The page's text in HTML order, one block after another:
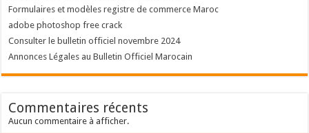
Formulaires et modèles registre de commerce Maroc
adobe photoshop free crack
Consulter le bulletin officiel novembre 2024
Annonces Légales au Bulletin Officiel Marocain
Commentaires récents
Aucun commentaire à afficher.